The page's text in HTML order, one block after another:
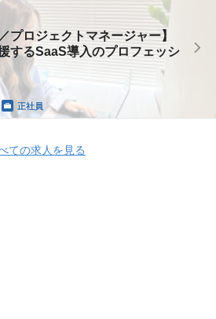
プロジェクトマネージャー】
するSaaS導入のプロフェッシ
正社員
ての求人を見る